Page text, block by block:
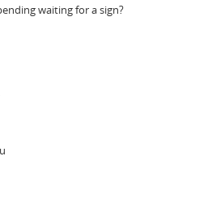
waiting for a sign?